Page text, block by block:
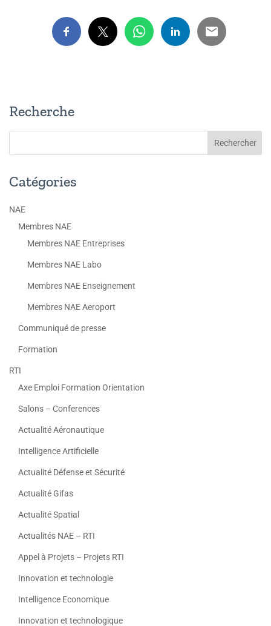
Recherche
Catégories
NAE
Membres NAE
Membres NAE Entreprises
Membres NAE Labo
Membres NAE Enseignement
Membres NAE Aeroport
Communiqué de presse
Formation
RTI
Axe Emploi Formation Orientation
Salons – Conferences
Actualité Aéronautique
Intelligence Artificielle
Actualité Défense et Sécurité
Actualité Gifas
Actualité Spatial
Actualités NAE – RTI
Appel à Projets – Projets RTI
Innovation et technologie
Intelligence Economique
Innovation et technologique